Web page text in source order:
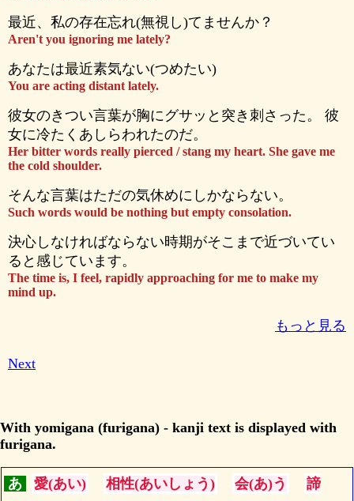
最近、私の存在忘れ(無視し)てませんか？
Aren't you ignoring me lately?
あなたは最近素気ない(つめたい)
You are acting distant lately.
彼女のきつい言葉が胸にグサッと突き刺さった。 彼
女に冷たくあしらわれたのだ。
Her bitter words really pierced / stang my heart. She gave me
the cold shoulder.
そんな言葉はただの気休めにしかならない。
Such words would be nothing but empty consolation.
決心しなければならない時期がそこまで近づいてい
ると感じています。
The time is, I feel, rapidly approaching for me to make my
mind up.
もっと見る
Next
With yomigana (furigana) - kanji text is displayed with
furigana.
あ 愛(あい) 相性(あいしょう) 会(あ)う 諦